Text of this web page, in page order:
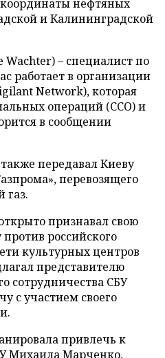
нефтяных
и Калининградской
Wachter) – специалист по
работает в организации
Network), которая
операций (ССО) и
в сообщении
передавал Киеву
перевозящего
признавал свою
российского
культурных центров
представителю
сотрудничества СБУ
с участием своего
привлечь к
Михаила Марченко,